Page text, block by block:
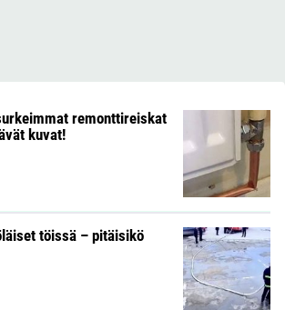
remonttireiskat
kuvat!
töissä – pitäisikö